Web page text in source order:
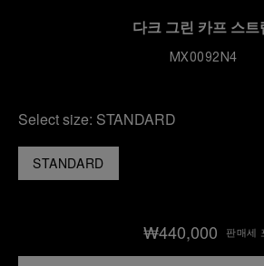
다크 그린 카프 스트
MX0092N4
Select size: STANDARD
STANDARD
₩440,000 판매세